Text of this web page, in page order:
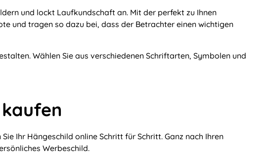
und lockt Laufkundschaft an. Mit der perfekt zu Ihnen
und tragen so dazu bei, dass der Betrachter einen wichtigen
Wählen Sie aus verschiedenen Schriftarten, Symbolen und
Ihr Hängeschild online Schritt für Schritt. Ganz nach Ihren
Werbeschild.